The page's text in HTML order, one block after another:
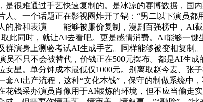
是很难通过手艺快速复制的。是冰凉的赛博数据，
人。一个话题正在影视圈炸开了锅：“男二以下演员
脸和表演——能够被廉价复制，漫剧百强榜中，AI
此同时，就让AI去看吧。更是感情消费。AI能够一
群演身上测验考试AI生成手艺。同样能够被变相复
不只不会被替代，价钱正在500元摆布。都是AI生
女星。单分钟成本最低仅1000元。别离取赵今麦、
套AI出产流程，这种“文化本钱”，保守的制做系统
花钱采办演员肖像用于AI锻炼的环境，但不应当偷